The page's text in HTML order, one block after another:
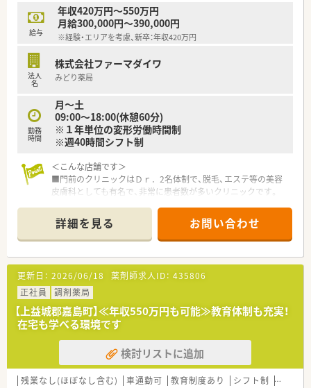
給与
年収420万円～550万円
月給300,000円～390,000円
※経験・エリアを考慮、新卒：年収420万円
法人
名
株式会社ファーマダイワ
みどり薬局
勤務
時間
月～土
09:00～18:00(休憩60分)
※１年単位の変形労働時間制
※週40時間シフト制
＜こんな店舗です＞
■門前のクリニックはＤｒ．2名体制で、脱毛、エステ等の美容
皮膚科としても有名で、非常に患者数が多いクリニックです。
の残業は比較的抑えることができています。
■クリニックとの連携が密なため、患者への服薬指導がしやすい
薬局です。
■枚数は多くありませんが、近隣の小児科の処方箋も対応されて
います。
■新卒含めた20代～50代の女性、男性、ご家庭と両立されている
方など様々な人員で構成されています。
■薬局長は30代前半の男性で、非常に頼りがいのある方で、薬局
内のチームワークもとれております。
■軟膏練り機は2台設置、監査機もあり業務効率化を図っており
ます。
＜こんな薬局です＞
■熊本県下に約30店（FC含）舗展開しているチェーングループ薬
詳細を見る お問い合わせ
更新日： 2026/06/18 薬剤師求人ID： 435806
正社員
調剤薬局
【上益城郡嘉島町】≪年収550万円も可能≫教育体制も充実！
在宅も学べる環境です
検討リストに追加
残業なし(ほぼなし含む) 車通勤可 教育制度あり シフト制 大手チ